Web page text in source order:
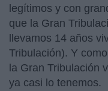
legítimos y con
que la Gran
llevamos 14 años
Tribulación). Y
la Gran Tribulación
ya casi lo tenemos.